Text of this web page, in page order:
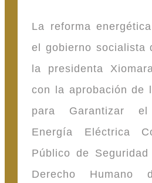
La reforma
el gobierno socialista
la presidenta
con la aprobación de
para Garantizar
Energía Eléctrica
Público de
Derecho Humano